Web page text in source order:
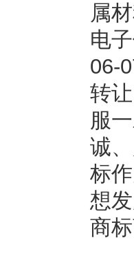
属
电
06-
转
服
诚
标
想
商